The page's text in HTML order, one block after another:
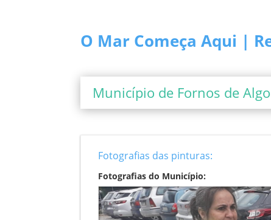
O Mar Começa Aqui |
Município de Fornos de
Fotografias das pinturas:
Fotografias do Município: